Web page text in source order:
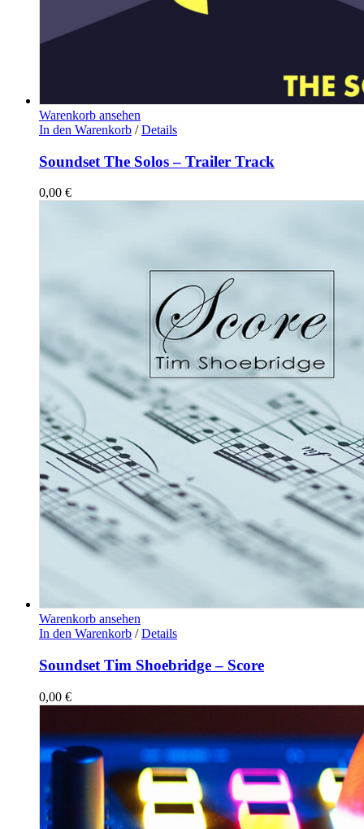
Warenkorb ansehen
In den Warenkorb / Details
Soundset The Solos – Trailer Track
0,00 €
Warenkorb ansehen
In den Warenkorb / Details
Soundset Tim Shoebridge – Score
0,00 €